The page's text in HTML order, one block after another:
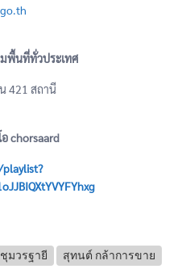
มพื้นที่ทั่วประเทศ
421 สถานี
chorsaard
มวรฐายี สุทนต์ กล้าการขาย